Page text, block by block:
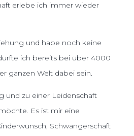
erlebe ich immer wieder
und habe noch keine
ich bereits bei über 4000
ganzen Welt dabei sein.
und zu einer Leidenschaft
Es ist mir eine
Schwangerschaft